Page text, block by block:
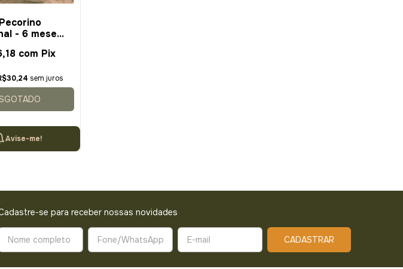
- 6 meses
com Pix
sem juros
Avise-me!
se para receber nossas novidades